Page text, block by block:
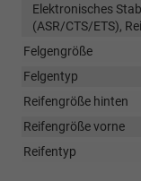
Elektronisches
(ASR/CTS/ETS),
Felgengröße
Felgentyp
Reifengröße hinten
Reifengröße vorne
Reifentyp